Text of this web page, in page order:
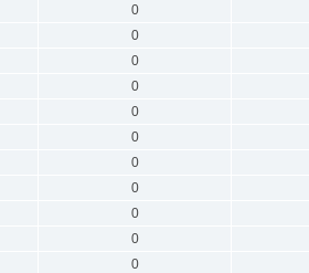
0
0
0
0
0
0
0
0
0
0
0